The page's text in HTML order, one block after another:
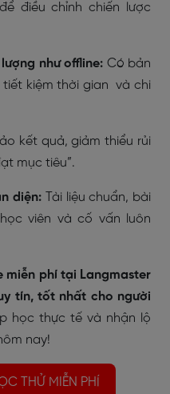
điều chỉnh chiến lược
như offline: Có bản
tiết kiệm thời gian và chi
kết quả, giảm thiểu rủi
mục tiêu”.
diện: Tài liệu chuẩn, bài
viên và cố vấn luôn
miễn phí tại Langmaster
tín, tốt nhất cho người
học thực tế và nhận lộ
nay!
THỬ MIỄN PHÍ